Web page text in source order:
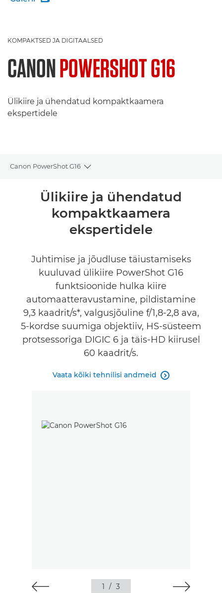
KOMPAKTSED JA DIGITAALSED
CANONPOWERSHOT G16
Ülikiire ja ühendatud kompaktkaamera
ekspertidele
Canon PowerShot G16
Toggle breadcrumbs
Tehnilised andmed
Ülikiire ja ühendatud
kompaktkaamera
ekspertidele
Juhtimise ja jõudluse täiustamiseks
kuuluvad ülikiire PowerShot G16
funktsioonide hulka kiire
automaatteravustamine, pildistamine
9,3 kaadrit/s*, valgusjõuline f/1,8-2,8 ava,
5-kordse suumiga objektiiv, HS-süsteem
protsessoriga DIGIC 6 ja täis-HD kiirusel
60 kaadrit/s.
Vaata kõiki tehnilisi andmeid 
1 / 3